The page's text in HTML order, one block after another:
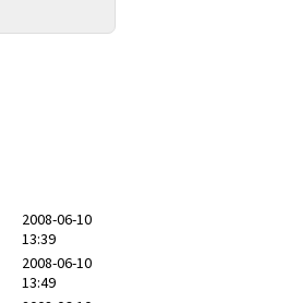
2008-06-10
13:39
2008-06-10
13:49